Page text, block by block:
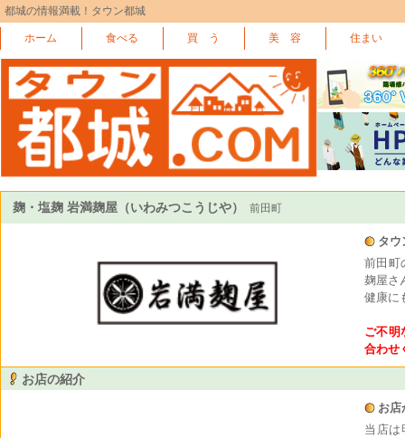
都城の情報満載！タウン都城
ホーム 食べる 買 う 美 容 住まい
麹・塩麹 岩満麹屋（いわみつこうじや） 前田町
タウ
前田町
麹屋さ
健康に
ご不明
合わせ
お店の紹介
お店
当店は